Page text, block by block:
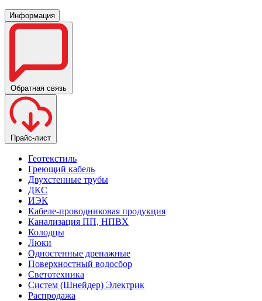
Информация
Обратная связь
Прайс-лист
Геотекстиль
Греющий кабель
Двухстенные трубы
ДКС
ИЭК
Кабеле-проводниковая продукция
Канализация ПП, НПВХ
Колодцы
Люки
Одностенные дренажные
Поверхностный водосбор
Светотехника
Систем (Шнейдер) Электрик
Распродажа